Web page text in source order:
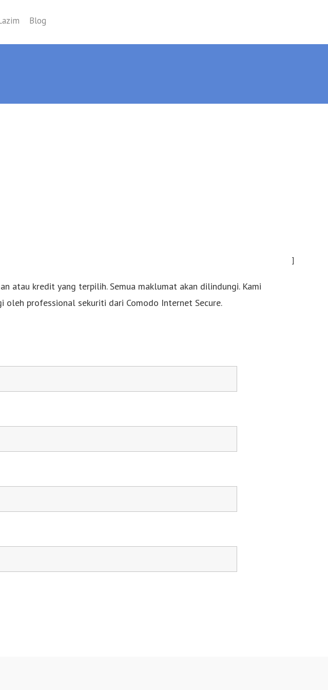
Blog
atau kredit yang terpilih. Semua maklumat akan dilindungi. Kami
oleh professional sekuriti dari Comodo Internet Secure.